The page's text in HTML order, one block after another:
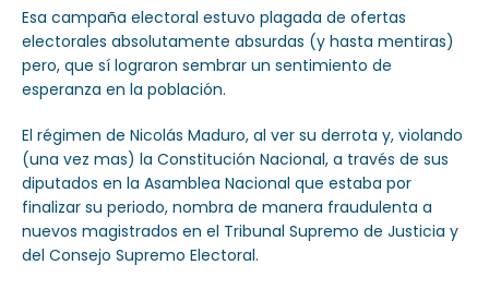
Esa campaña electoral estuvo plagada de ofertas
electorales absolutamente absurdas (y hasta mentiras)
pero, que sí lograron sembrar un sentimiento de
esperanza en la población.
El régimen de Nicolás Maduro, al ver su derrota y, violando
(una vez mas) la Constitución Nacional, a través de sus
diputados en la Asamblea Nacional que estaba por
finalizar su periodo, nombra de manera fraudulenta a
nuevos magistrados en el Tribunal Supremo de Justicia y
del Consejo Supremo Electoral.